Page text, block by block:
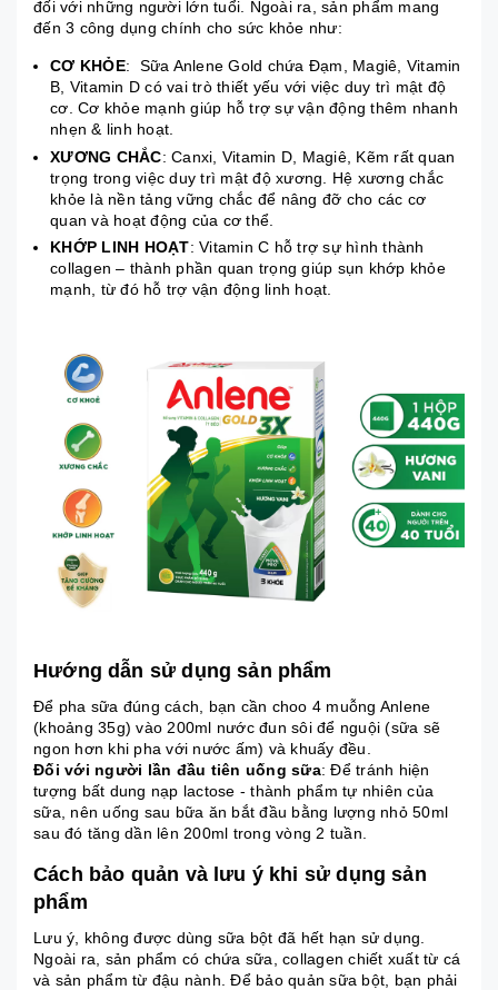
đối với những người lớn tuổi. Ngoài ra, sản phẩm mang
đến 3 công dụng chính cho sức khỏe như:
CƠ KHỎE: Sữa Anlene Gold chứa Đạm, Magiê, Vitamin
B, Vitamin D có vai trò thiết yếu với việc duy trì mật độ
cơ. Cơ khỏe mạnh giúp hỗ trợ sự vận động thêm nhanh
nhẹn & linh hoạt.
XƯƠNG CHẮC: Canxi, Vitamin D, Magiê, Kẽm rất quan
trọng trong việc duy trì mật độ xương. Hệ xương chắc
khỏe là nền tảng vững chắc để nâng đỡ cho các cơ
quan và hoạt động của cơ thể.
KHỚP LINH HOẠT: Vitamin C hỗ trợ sự hình thành
collagen – thành phần quan trọng giúp sụn khớp khỏe
mạnh, từ đó hỗ trợ vận động linh hoạt.
Hướng dẫn sử dụng sản phẩm
Để pha sữa đúng cách, bạn cần choo 4 muỗng Anlene
(khoảng 35g) vào 200ml nước đun sôi để nguội (sữa sẽ
ngon hơn khi pha với nước ấm) và khuấy đều.
Đối với người lần đầu tiên uống sữa: Để tránh hiện
tượng bất dung nạp lactose - thành phẩm tự nhiên của
sữa, nên uống sau bữa ăn bắt đầu bằng lượng nhỏ 50ml
sau đó tăng dần lên 200ml trong vòng 2 tuần.
Cách bảo quản và lưu ý khi sử dụng sản
phẩm
Lưu ý, không được dùng sữa bột đã hết hạn sử dụng.
Ngoài ra, sản phẩm có chứa sữa, collagen chiết xuất từ cá
và sản phẩm từ đậu nành. Để bảo quản sữa bột, bạn phải